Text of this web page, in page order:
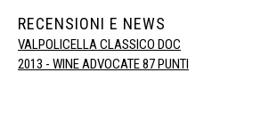
RECENSIONI E NEWS
VALPOLICELLA CLASSICO DOC
2013 - WINE ADVOCATE 87 PUNTI